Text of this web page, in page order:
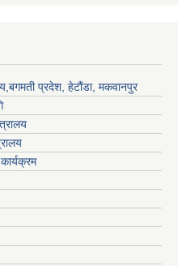
प्रदेश, हेटौंडा, मकवानपुर